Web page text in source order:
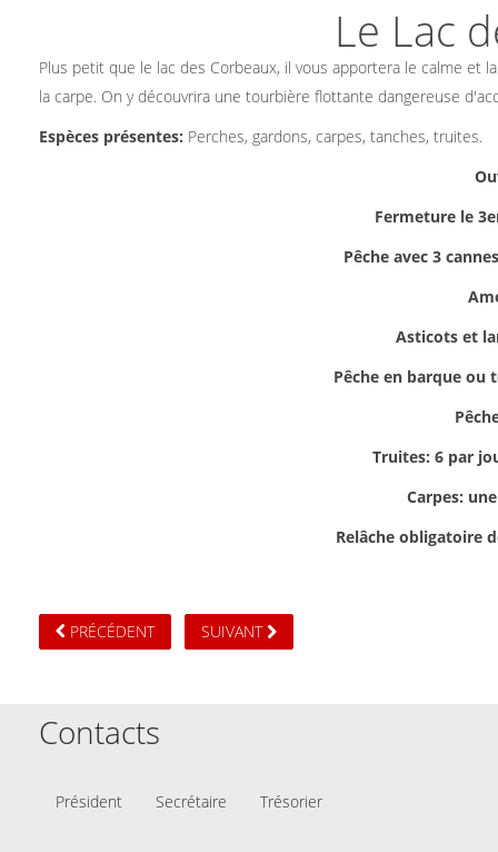
Le Lac
Plus petit que le lac des Corbeaux, il vous apportera le calme et
la carpe. On y découvrira une tourbière flottante dangereuse
Espèces présentes: Perches, gardons, carpes, tanches, truites.
Fermeture le
Pêche avec 3
Asticots et
Pêche en barque
Truites: 6 par
Carpes:
Relâche obligatoire
PRÉCÉDENT SUIVANT
Contacts
Président Secrétaire Trésorier